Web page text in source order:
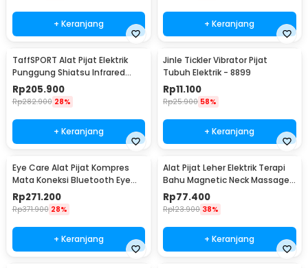
+ Keranjang + Keranjang
TaffSPORT Alat Pijat Elektrik
Punggung Shiatsu Infrared
Massager - 608
Rp205.900
Rp282.900 28%
+ Keranjang
Jinle Tickler Vibrator Pijat
Tubuh Elektrik - 8899
Rp11.100
Rp25.900 58%
+ Keranjang
Eye Care Alat Pijat Kompres
Mata Koneksi Bluetooth Eye
Massager - H500
Rp271.200
Rp371.900 28%
+ Keranjang
Alat Pijat Leher Elektrik Terapi
Bahu Magnetic Neck Massager
- HX-5880
Rp77.400
Rp123.900 38%
+ Keranjang